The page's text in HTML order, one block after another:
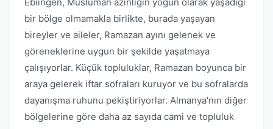
bir bölge olmamakla birlikte, burada yaşayan
bireyler ve aileler, Ramazan ayını gelenek ve
göreneklerine uygun bir şekilde yaşatmaya
çalışıyorlar. Küçük topluluklar, Ramazan boyunca bir
araya gelerek iftar sofraları kuruyor ve bu sofralarda
dayanışma ruhunu pekiştiriyorlar. Almanya'nın diğer
bölgelerine göre daha az sayıda cami ve topluluk